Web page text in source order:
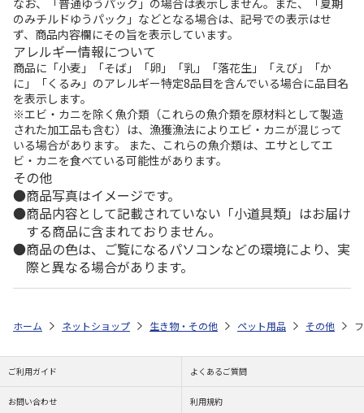
のみチルドゆうパック」などとなる場合は、記号での表示はせ
ず、商品内容欄にその旨を表示しています。
アレルギー情報について
商品に「小麦」「そば」「卵」「乳」「落花生」「えび」「か
に」「くるみ」のアレルギー特定8品目を含んでいる場合に品目名
を表示します。
※エビ・カニを除く魚介類（これらの魚介類を原材料として製造
された加工品も含む）は、漁獲漁法によりエビ・カニが混じって
いる場合があります。 また、これらの魚介類は、エサとしてエ
ビ・カニを食べている可能性があります。
その他
商品写真はイメージです。
商品内容として記載されていない「小道具類」はお届け
する商品に含まれておりません。
商品の色は、ご覧になるパソコンなどの環境により、実
際と異なる場合があります。
ホーム ネットショップ 生き物・その他 ペット用品 その他
ご利用ガイド よくあるご質問
お問い合わせ 利用規約